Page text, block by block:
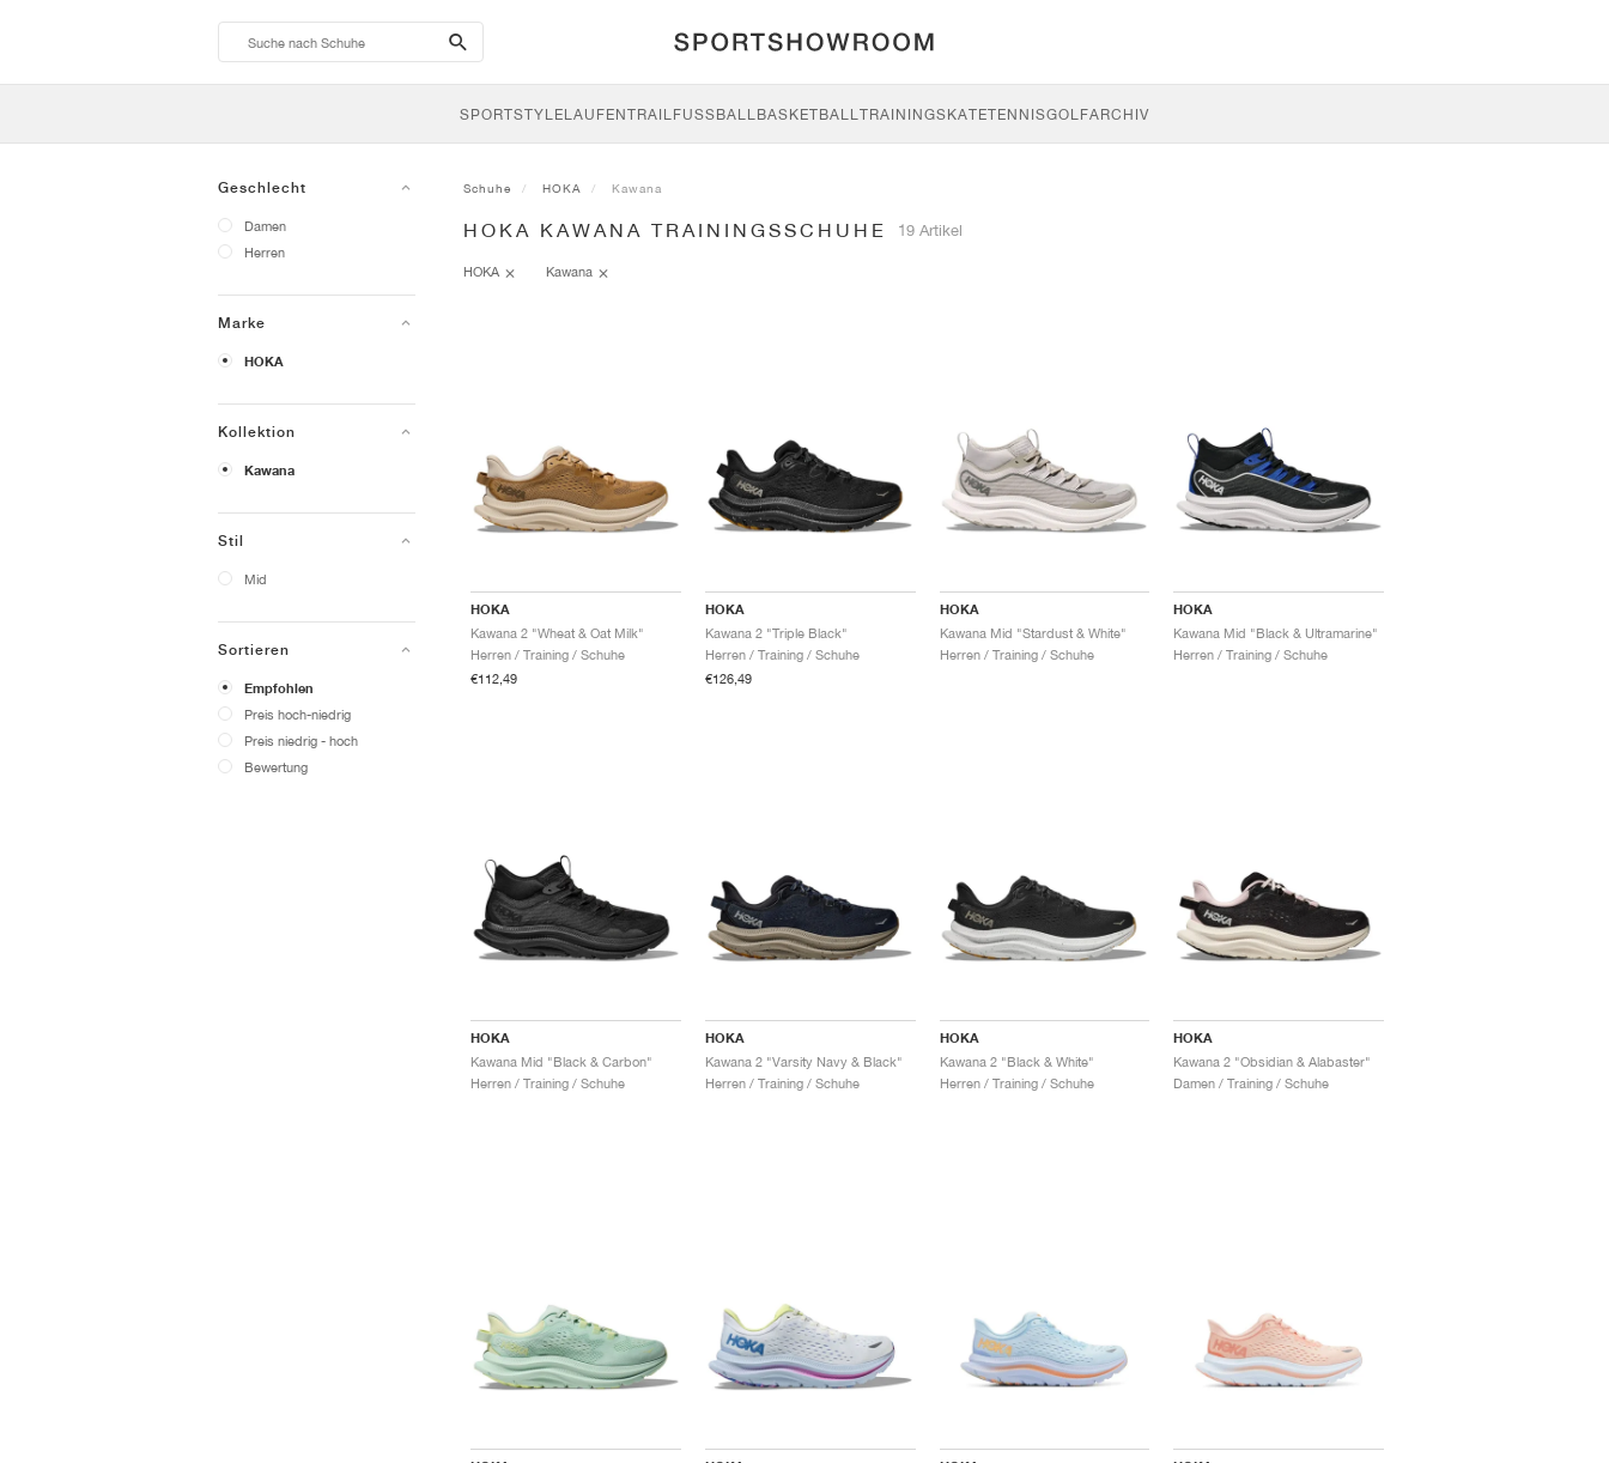
search-
btn
SPORTSTYLELAUFENTRAILFUSSBALL BASKETBALLTRAININGSKATETENNISGOLFARCHIV
Geschlecht
Damen
Herren
Marke
HOKA
Kollektion
Kawana
Stil
Mid
Sortieren
Empfohlen
Preis hoch-niedrig
Preis niedrig - hoch
Bewertung
Schuhe HOKA Kawana
HOKA KAWANA TRAININGSSCHUHE 19 Artikel
HOKA Kawana
HOKA
Kawana 2 "Wheat & Oat Milk"
Herren / Training / Schuhe
€112,49
HOKA
Kawana 2 "Triple Black"
Herren / Training / Schuhe
€126,49
HOKA
Kawana Mid "Stardust & White"
Herren / Training / Schuhe
HOKA
Kawana Mid "Black & Ultramarine"
Herren / Training / Schuhe
HOKA
Kawana Mid "Black & Carbon"
Herren / Training / Schuhe
HOKA
Kawana 2 "Varsity Navy & Black"
Herren / Training / Schuhe
HOKA
Kawana 2 "Black & White"
Herren / Training / Schuhe
HOKA
Kawana 2 "Obsidian & Alabaster"
Damen / Training / Schuhe